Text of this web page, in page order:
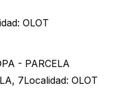
OLOT
- PARCELA
7Localidad: OLOT